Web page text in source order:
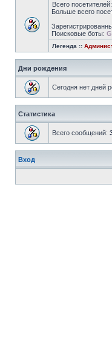
Всего посетителей:
Больше всего
Поисковые боты:
Легенда ::
Дни рождения
Сегодня нет дней
Статистика
Всего сообщений:
Вход